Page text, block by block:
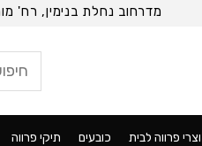
מדרחוב נחלת בנימין, רח'
עבור:
פרווה לבית כובעים תיקי פרווה